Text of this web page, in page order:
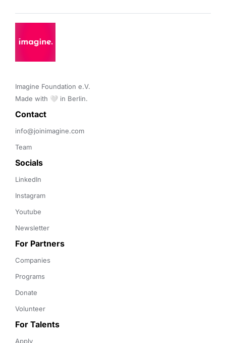
Imagine Foundation e.V.
Made with 🤍 in Berlin.
Contact
info@joinimagine.com
Team
Socials
LinkedIn
Instagram
Youtube
Newsletter
For Partners
Companies
Programs
Donate
Volunteer
For Talents
Apply